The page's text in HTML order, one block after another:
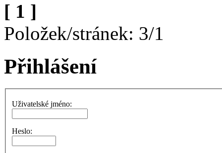
[ 1 ]
Položek/stránek: 3/1
Přihlášení
Uživatelské jméno:
Heslo: